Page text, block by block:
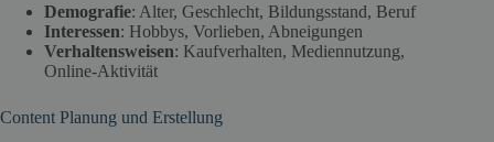
Demografie: Alter, Geschlecht, Bildungsstand, Beruf
Interessen: Hobbys, Vorlieben, Abneigungen
Verhaltensweisen: Kaufverhalten, Mediennutzung,
Online-Aktivität
Content Planung und Erstellung